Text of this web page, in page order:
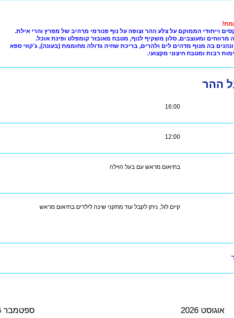
וייחודי הממוקם על צלע ההר וצופה על נוף פנורמי מרהיב של מפרץ והרי אילת.
בה מנוף מדהים לים ולהרים, בריכת שחיה גדולה מחוממת (בעונה), ג'קוזי ספא
רבות ומטבח חיצוני מקצועי.
ההר
16:00
12:00
בתיאום מראש עם בעל הוילה
קיים לול, ניתן לקבל עוד מתקני שינה לילדים בתיאום מראש
אוגוסט 2026 ספטמבר 2026